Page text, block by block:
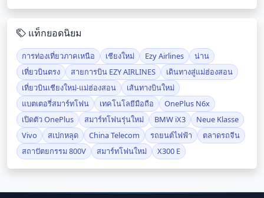
แท็กยอดนิยม
การท่องเที่ยวภาคเหนือ เชียงใหม่ Ezy Airlines
น่าน
เที่ยวบินตรง
สายการบิน EZY AIRLINES
เดินทางสู่แม่ฮ่องสอน
เที่ยวบินเชียงใหม่-แม่ฮ่องสอน
เส้นทางบินใหม่
แบตเตอรี่สมาร์ทโฟน
เทคโนโลยีมือถือ
OnePlus N6x
เปิดตัว OnePlus
สมาร์ทโฟนรุ่นใหม่ BMW iX3
Neue Klasse
Vivo
สเปกหลุด China Telecom รถยนต์ไฟฟ้า
ตลาดรถจีน
สถาปัตยกรรม 800V
สมาร์ทโฟนใหม่ X300 E